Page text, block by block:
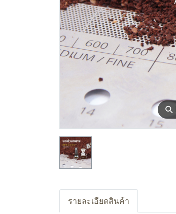
⚲
รายละเอียดสินค้า